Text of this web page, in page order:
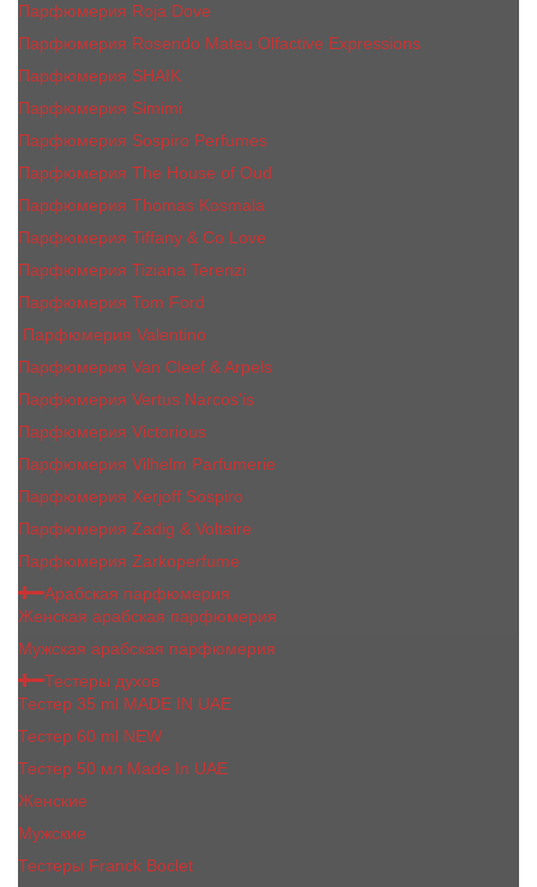
Парфюмерия Roja Dove
Парфюмерия Rosendo Mateu Olfactive Expressions
Парфюмерия SHAIK
Парфюмерия Simimi
Парфюмерия Sospiro Perfumes
Парфюмерия The House of Oud
Парфюмерия Thomas Kosmala
Парфюмерия Tiffany & Co Love
Парфюмерия Tiziana Terenzi
Парфюмерия Tom Ford
Парфюмерия Valentino
Парфюмерия Van Cleef & Arpels
Парфюмерия Vertus Narcos'is
Парфюмерия Victorious
Парфюмерия Vilhelm Parfumerie
Парфюмерия Xerjoff Sospiro
Парфюмерия Zadig & Voltaire
Парфюмерия Zarkoperfume
Арабская парфюмерия
Женская арабская парфюмерия
Мужская арабская парфюмерия
Тестеры духов
Тестер 35 ml MADE IN UAE
Тестер 60 ml NEW
Тестер 50 мл Made In UAE
Женские
Мужские
Тестеры Franck Boclet